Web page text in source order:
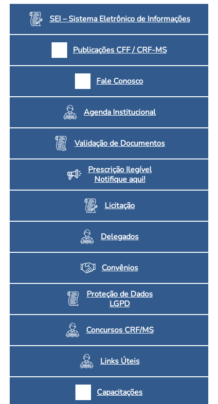
SEI – Sistema Eletrônico de Informações
Publicações CFF / CRF-MS
Fale Conosco
Agenda Institucional
Validação de Documentos
Prescrição Ilegível
Notifique aqui!
Licitação
Delegados
Convênios
Proteção de Dados
LGPD
Concursos CRF/MS
Links Úteis
Capacitações